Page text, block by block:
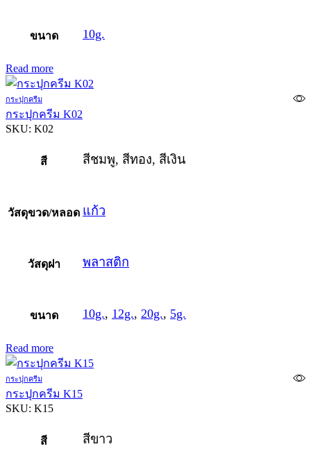
ขนาด 10g.
Read more
กระปุกครีม
กระปุกครีม K02
SKU: K02
สี สีชมพู, สีทอง, สีเงิน
วัสดุขวด/หลอด แก้ว
วัสดุฝา พลาสติก
ขนาด 10g., 12g., 20g., 5g.
Read more
กระปุกครีม
กระปุกครีม K15
SKU: K15
สี สีขาว